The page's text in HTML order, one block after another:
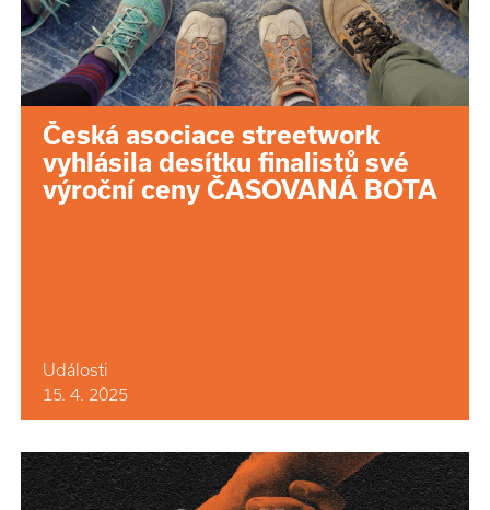
Česká asociace streetwork
vyhlásila desítku finalistů své
výroční ceny ČASOVANÁ BOTA
Události
15. 4. 2025